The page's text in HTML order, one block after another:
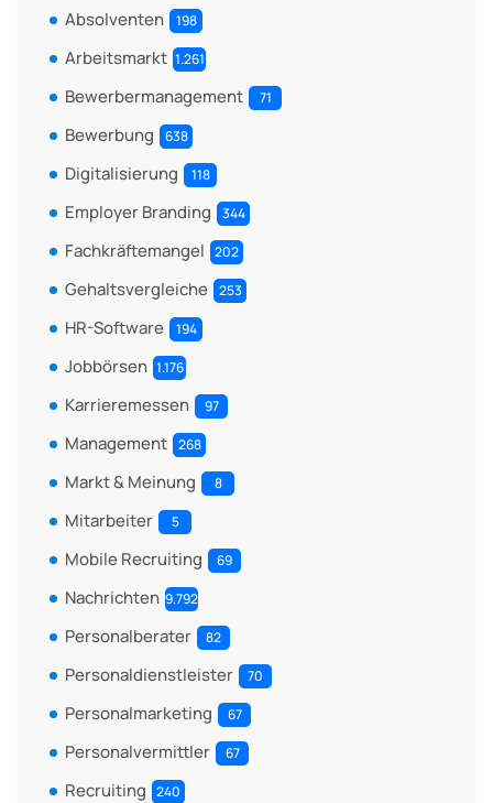
Absolventen 198
Arbeitsmarkt 1.261
Bewerbermanagement 71
Bewerbung 638
Digitalisierung 118
Employer Branding 344
Fachkräftemangel 202
Gehaltsvergleiche 253
HR-Software 194
Jobbörsen 1.176
Karrieremessen 97
Management 268
Markt & Meinung 8
Mitarbeiter 5
Mobile Recruiting 69
Nachrichten 9.792
Personalberater 82
Personaldienstleister 70
Personalmarketing 67
Personalvermittler 67
Recruiting 240